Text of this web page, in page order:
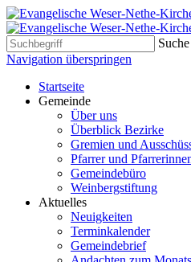
Suche
Navigation überspringen
Startseite
Gemeinde
Über uns
Überblick Bezirke
Gremien und
Pfarrer und
Gemeindebüro
Weinbergstiftung
Aktuelles
Neuigkeiten
Terminkalender
Gemeindebrief